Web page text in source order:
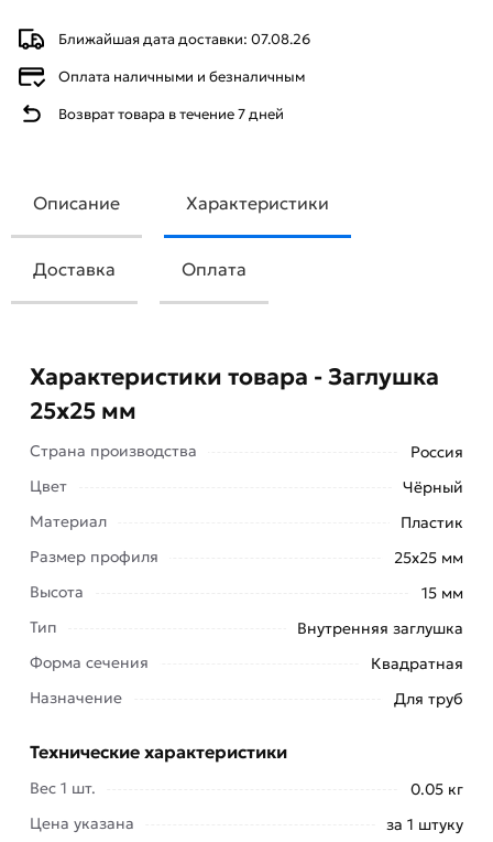
Ближайшая дата доставки: 07.08.26
Оплата наличными и безналичным
Возврат товара в течение 7 дней
Описание Характеристики
Доставка Оплата
Это универсальные изделия, которые
могут применяться в мебельном производстве,
промышленности и других сферах. Все эти
изделия можно разделить на 2 большие группы:
Характеристики товара - Заглушка
25х25 мм
Страна производства
Россия
Цвет
Чёрный
Материал
Пластик
Размер профиля
25х25 мм
Высота
15 мм
Тип
Внутренняя заглушка
Форма сечения
Квадратная
Назначение
Для труб
Технические характеристики
Вес 1 шт.
0.05 кг
Цена указана
за 1 штуку